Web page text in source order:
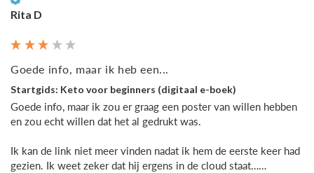
Rita D
Goede info, maar ik heb een...
Startgids: Keto voor beginners (digitaal e-boek)
Goede info, maar ik zou er graag een poster van willen hebben
en zou echt willen dat het al gedrukt was.
Ik kan de link niet meer vinden nadat ik hem de eerste keer had
gezien. Ik weet zeker dat hij ergens in de cloud staat……